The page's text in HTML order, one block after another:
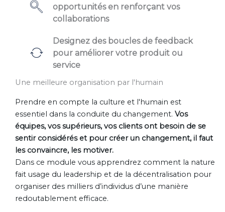
opportunités en renforçant vos
collaborations
Designez des boucles de feedback
pour améliorer votre produit ou
service
Une meilleure organisation par l'humain
Prendre en compte la culture et l'humain est
essentiel dans la conduite du changement. Vos
équipes, vos supérieurs, vos clients ont besoin de se
sentir considérés et pour créer un changement, il faut
les convaincre, les motiver.
Dans ce module vous apprendrez comment la nature
fait usage du leadership et de la décentralisation pour
organiser des milliers d’individus d’une manière
redoutablement efficace.